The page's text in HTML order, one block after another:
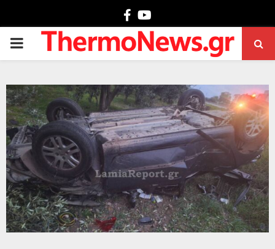
Facebook
PRIMARY